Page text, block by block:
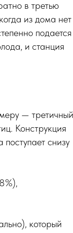
в третью
из дома нет
подается
и станция
— третичный
Конструкция
снизу
который